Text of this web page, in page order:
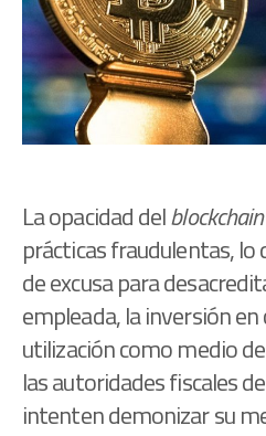
La opacidad delblockchain
prácticas fraudulentas, lo
de excusa para
empleada, la inversión
utilización como medio
las autoridades fiscales
intenten demonizar su